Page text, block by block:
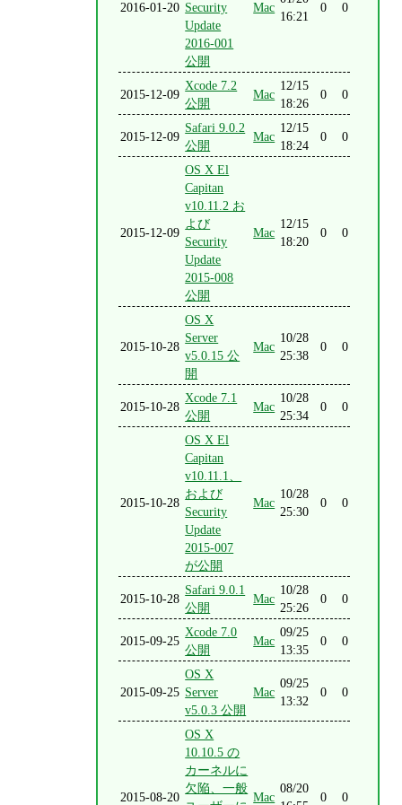
2016-01-20 Security
Update
2016-001
公開
Mac
16:21
0 0
2015-12-09
Xcode 7.2
公開
Mac
12/15
18:26
0 0
2015-12-09
Safari 9.0.2
公開
Mac
12/15
18:24
0 0
2015-12-09
OS X El
Capitan
v10.11.2 お
よび
Security
Update
2015-008
公開
Mac
12/15
18:20
0 0
2015-10-28
OS X
Server
v5.0.15 公
開
Mac
10/28
25:38
0 0
2015-10-28
Xcode 7.1
公開
Mac
10/28
25:34
0 0
2015-10-28
OS X El
Capitan
v10.11.1、
および
Security
Update
2015-007
が公開
Mac
10/28
25:30
0 0
2015-10-28
Safari 9.0.1
公開
Mac
10/28
25:26
0 0
2015-09-25
Xcode 7.0
公開
Mac
09/25
13:35
0 0
2015-09-25
OS X
Server
v5.0.3 公開
Mac
09/25
13:32
0 0
2015-08-20
OS X
10.10.5 の
カーネルに
欠陥、一般
Mac
08/20
0 0